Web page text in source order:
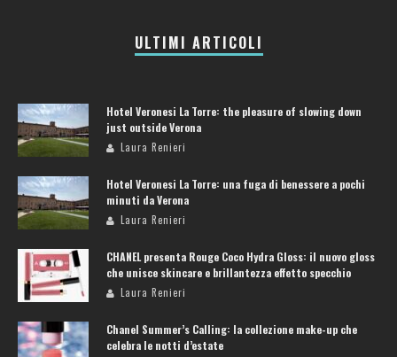
ULTIMI ARTICOLI
Hotel Veronesi La Torre: the pleasure of slowing down
just outside Verona
Laura Renieri
Hotel Veronesi La Torre: una fuga di benessere a pochi
minuti da Verona
Laura Renieri
CHANEL presenta Rouge Coco Hydra Gloss: il nuovo gloss
che unisce skincare e brillantezza effetto specchio
Laura Renieri
Chanel Summer’s Calling: la collezione make-up che
celebra le notti d’estate